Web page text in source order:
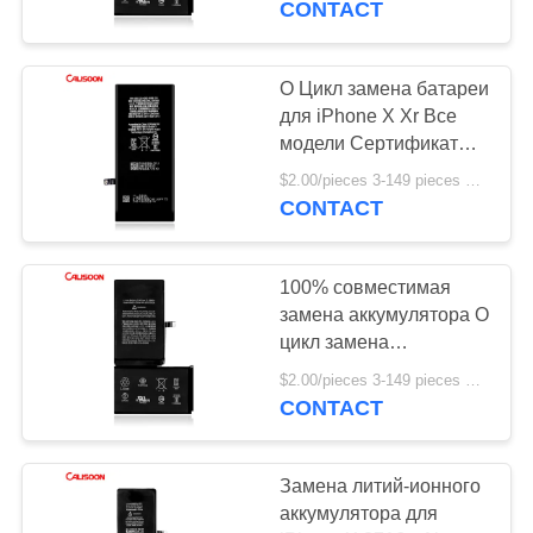
Аккумуляторы для
iPhone 8
15
Замена батареи
для iPhone 11
CONTACT
O Цикл замена батареи
для iPhone X Xr Все
модели Сертификат
ROHS
$2.00/pieces 3-149 pieces MOQ:3 части
CONTACT
100% совместимая
замена аккумулятора O
цикл замена
аккумулятора
мобильного телефона
CONTACT
Замена литий-ионного
аккумулятора для